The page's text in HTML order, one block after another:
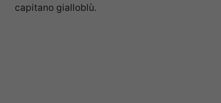
capitano gialloblù.